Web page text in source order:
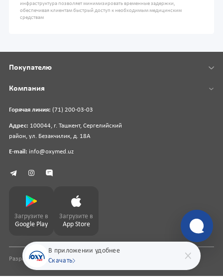
инфраструктура позволяет минимизировать временные задержки,
обеспечивая клиентам быстрый доступ к необходимым медицинским
средствам
В приложении удобнее
Скачать
Горячая линия: (71) 200-03-03
Адрес: 100044, г. Ташкент, Сергелийский
район, ул. Безакчилик, д. 18А
E-mail: info@oxymed.uz
Покупателю
Компания
Загрузите в
Google Play
Загрузите в
App Store
Разработка сайтаpharmit.uz